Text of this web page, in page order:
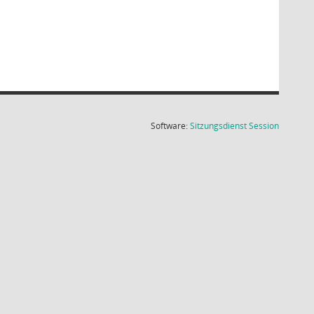
Software:SitzungsdienstSession(Wird in